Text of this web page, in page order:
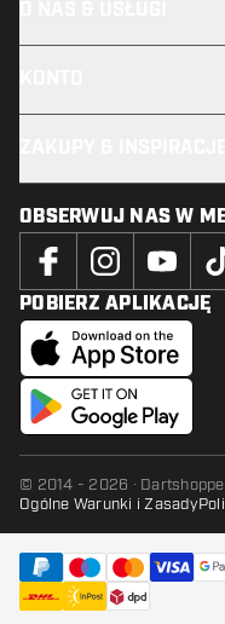
OBSERWUJ NAS W
POBIERZ APLIKACJĘ
© 2014 - 2026 ·
Ogólne Warunki i Zasady